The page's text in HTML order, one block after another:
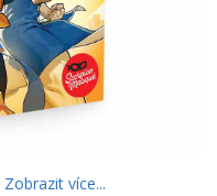
Zobrazit více...